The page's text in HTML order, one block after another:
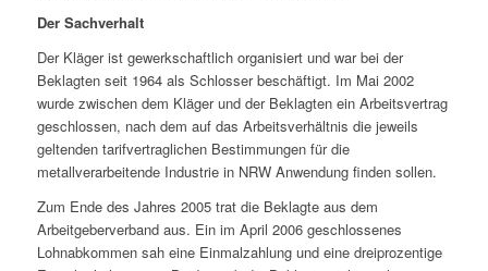
Der Sachverhalt
Der Kläger ist gewerkschaftlich organisiert und war bei der
Beklagten seit 1964 als Schlosser beschäftigt. Im Mai 2002
wurde zwischen dem Kläger und der Beklagten ein Arbeitsvertrag
geschlossen, nach dem auf das Arbeitsverhältnis die jeweils
geltenden tarifvertraglichen Bestimmungen für die
metallverarbeitende Industrie in NRW Anwendung finden sollen.
Zum Ende des Jahres 2005 trat die Beklagte aus dem
Arbeitgeberverband aus. Ein im April 2006 geschlossenes
Lohnabkommen sah eine Einmalzahlung und eine dreiprozentige